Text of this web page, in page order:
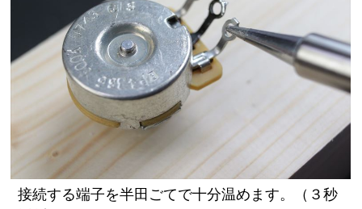
接続する端子を半田ごてで十分温めます。（３秒